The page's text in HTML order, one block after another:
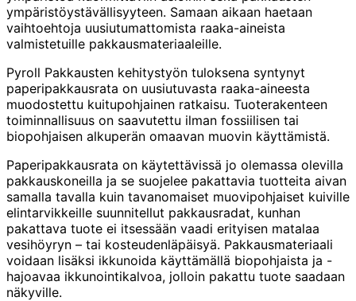
ympäristöystävällisyyteen. Samaan aikaan haetaan
vaihtoehtoja uusiutumattomista raaka-aineista
valmistetuille pakkausmateriaaleille.
Pyroll Pakkausten kehitystyön tuloksena syntynyt
paperipakkausrata on uusiutuvasta raaka-aineesta
muodostettu kuitupohjainen ratkaisu. Tuoterakenteen
toiminnallisuus on saavutettu ilman fossiilisen tai
biopohjaisen alkuperän omaavan muovin käyttämistä.
Paperipakkausrata on käytettävissä jo olemassa olevilla
pakkauskoneilla ja se suojelee pakattavia tuotteita aivan
samalla tavalla kuin tavanomaiset muovipohjaiset kuiville
elintarvikkeille suunnitellut pakkausradat, kunhan
pakattava tuote ei itsessään vaadi erityisen matalaa
vesihöyryn – tai kosteudenläpäisyä. Pakkausmateriaali
voidaan lisäksi ikkunoida käyttämällä biopohjaista ja -
hajoavaa ikkunointikalvoa, jolloin pakattu tuote saadaan
näkyville.